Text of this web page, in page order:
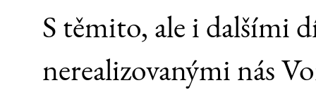
S těmito, ale i dalšími
nerealizovanými nás